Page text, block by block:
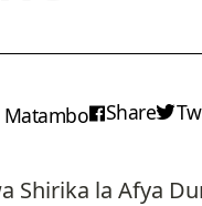
Matambo Share
Shirika la Afya